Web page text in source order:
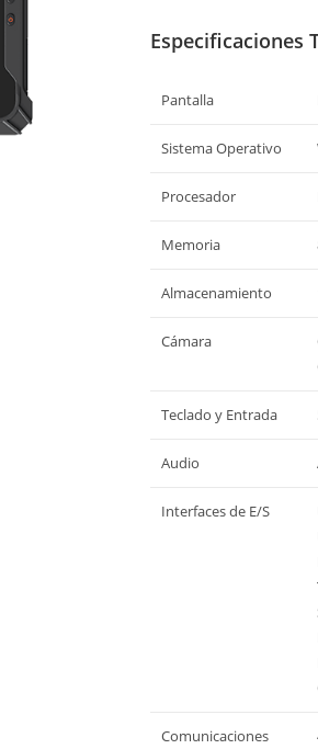
Especificaciones
Pantalla
Sistema Operativo
Procesador
Memoria
Almacenamiento
Cámara
Teclado y Entrada
Audio
Interfaces de E/S
Comunicaciones